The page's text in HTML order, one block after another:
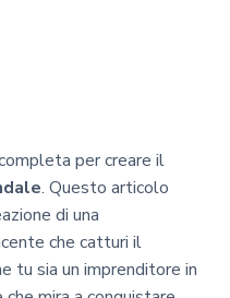
per creare il
. Questo articolo
di una
che catturi il
tu sia un imprenditore in